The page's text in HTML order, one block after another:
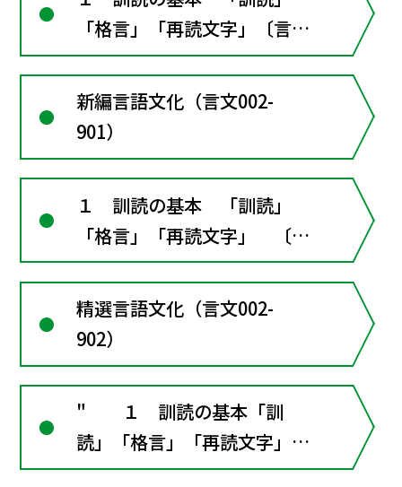
「格言」「再読文字」〔言語
活動〕漢字の読みと意味･･･
漢和辞典を活用しよう
新編言語文化（言文002-
901）
１ 訓読の基本 「訓読」
「格言」「再読文字」 〔言
語活動〕漢字の読みと意
味･･･漢和辞典を活用しよう
精選言語文化（言文002-
902）
" １ 訓読の基本「訓
読」「格言」「再読文字」
〔言語活動〕漢字の